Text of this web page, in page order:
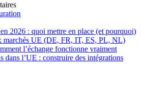
2026 : quoi mettre en place (et pourquoi)
marchés UE (DE, FR, IT, ES, PL, NL)
l’échange fonctionne vraiment
dans l’UE : construire des intégrations